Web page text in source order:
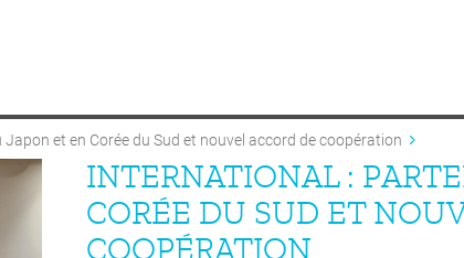
et en Corée du Sud et nouvel accord de coopération
INTERNATIONAL :
CORÉE DU SUD ET
COOPÉRATION